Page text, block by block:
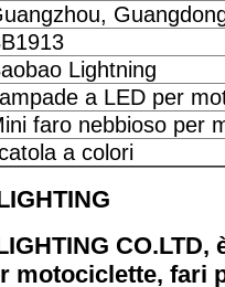
Lightning
a LED per
faro nebbioso per
a colori
motociclette, fari